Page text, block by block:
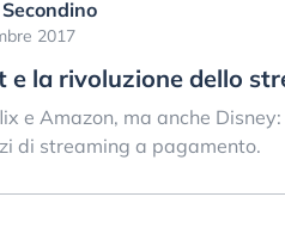
2017
e la rivoluzione dello
e Amazon, ma anche
di streaming a pagamento.